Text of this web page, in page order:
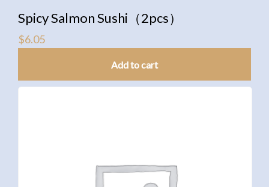
Spicy Salmon Sushi（2pcs）
$6.05
Add to cart